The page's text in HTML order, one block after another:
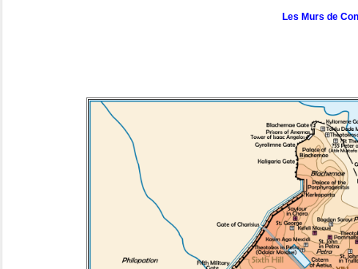
Les Murs de